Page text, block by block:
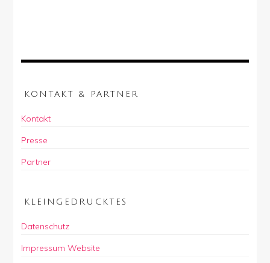
KONTAKT & PARTNER
Kontakt
Presse
Partner
KLEINGEDRUCKTES
Datenschutz
Impressum Website